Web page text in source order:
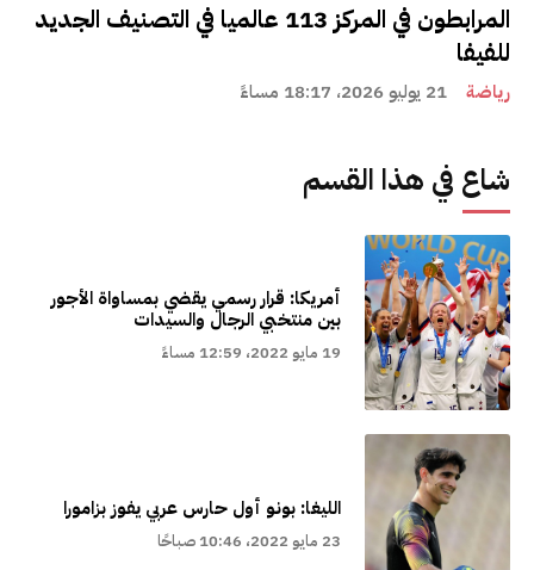
المرابطون في المركز 113 عالميا في التصنيف الجديد
للفيفا
رياضة 21 يوليو 2026، 18:17 مساءً
شاع في هذا القسم
أمريكا: قرار رسمي يقضي بمساواة الأجور
بين منتخبي الرجال والسيدات
19 مايو 2022، 12:59 مساءً
الليغا: بونو أول حارس عربي يفوز بزامورا
23 مايو 2022، 10:46 صباحًا